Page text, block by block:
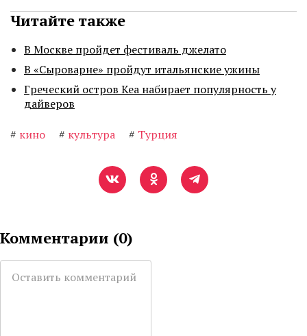
Читайте также
В Москве пройдет фестиваль джелато
В «Сыроварне» пройдут итальянские ужины
Греческий остров Кеа набирает популярность у
дайверов
# кино # культура # Турция
Комментарии (0)